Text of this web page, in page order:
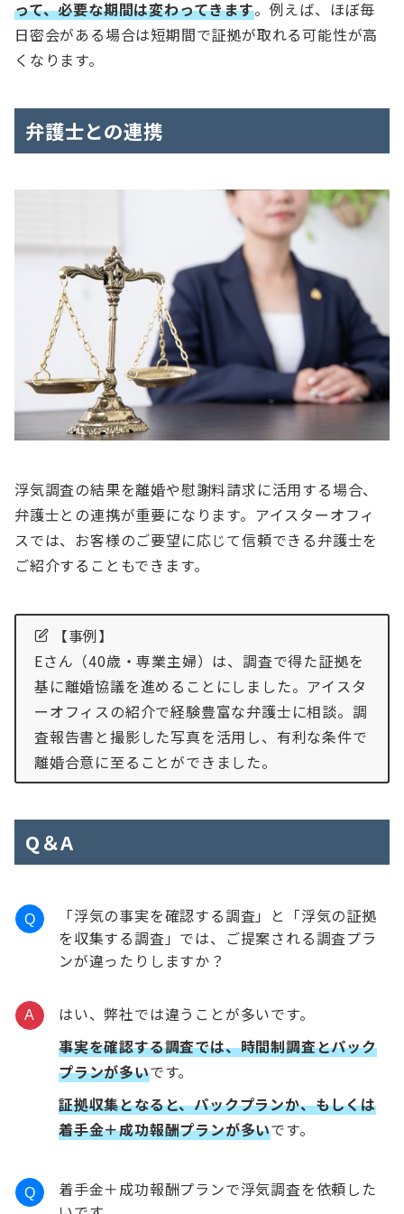
って、必要な期間は変わってきます。例えば、ほぼ毎
日密会がある場合は短期間で証拠が取れる可能性が高
くなります。
弁護士との連携
浮気調査の結果を離婚や慰謝料請求に活用する場合、
弁護士との連携が重要になります。アイスターオフィ
スでは、お客様のご要望に応じて信頼できる弁護士を
ご紹介することもできます。
【事例】
Eさん（40歳・専業主婦）は、調査で得た証拠を
基に離婚協議を進めることにしました。アイスタ
ーオフィスの紹介で経験豊富な弁護士に相談。調
査報告書と撮影した写真を活用し、有利な条件で
離婚合意に至ることができました。
Q＆A
Q
「浮気の事実を確認する調査」と「浮気の証拠
を収集する調査」では、ご提案される調査プラ
ンが違ったりしますか？
A
はい、弊社では違うことが多いです。
事実を確認する調査では、時間制調査とパック
プランが多いです。
証拠収集となると、パックプランか、もしくは
着手金＋成功報酬プランが多いです。
Q
着手金＋成功報酬プランで浮気調査を依頼した